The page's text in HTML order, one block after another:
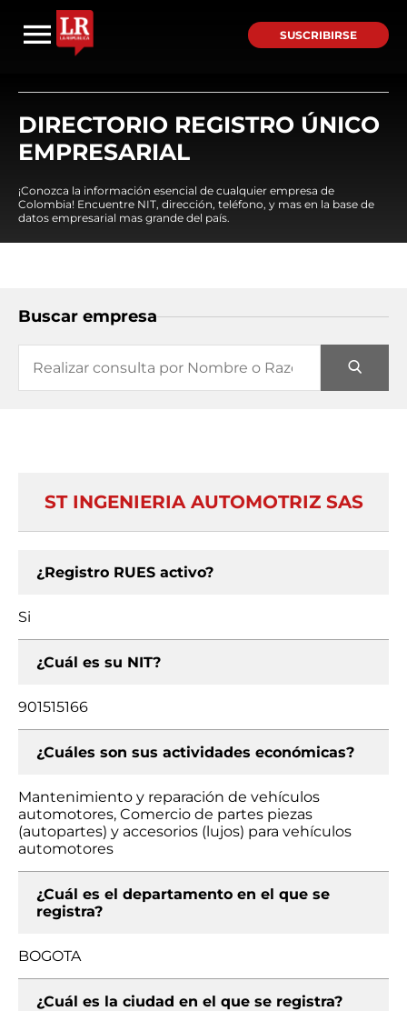
SUSCRIBIRSE
DIRECTORIO REGISTRO ÚNICO
EMPRESARIAL
¡Conozca la información esencial de cualquier empresa de
Colombia! Encuentre NIT, dirección, teléfono, y mas en la base de
datos empresarial mas grande del país.
Buscar empresa
ST INGENIERIA AUTOMOTRIZ SAS
¿Registro RUES activo?
Si
¿Cuál es su NIT?
901515166
¿Cuáles son sus actividades económicas?
Mantenimiento y reparación de vehículos
automotores, Comercio de partes piezas
(autopartes) y accesorios (lujos) para vehículos
automotores
¿Cuál es el departamento en el que se
registra?
BOGOTA
¿Cuál es la ciudad en el que se registra?